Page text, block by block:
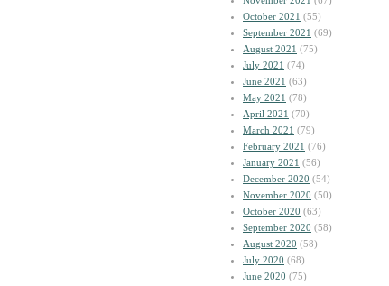
October 2021 (55)
September 2021 (69)
August 2021 (75)
July 2021 (74)
June 2021 (63)
May 2021 (78)
April 2021 (70)
March 2021 (79)
February 2021 (76)
January 2021 (56)
December 2020 (54)
November 2020 (50)
October 2020 (63)
September 2020 (58)
August 2020 (58)
July 2020 (68)
June 2020 (75)